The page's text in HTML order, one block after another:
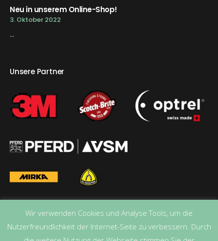
Neu in unserem Online-Shop!
3. Oktober 2022
...
Unsere Partner
Wir verwenden Cookies und Analyse Tools, um die
Nutzerfreundlichkeit der Internet-Seite zu verbessern. Durch